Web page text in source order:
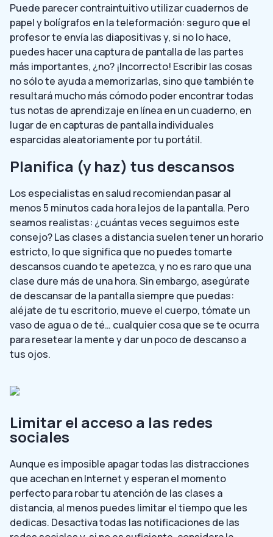
Puede parecer contraintuitivo utilizar cuadernos de
papel y bolígrafos en la teleformación: seguro que el
profesor te envía las diapositivas y, si no lo hace,
puedes hacer una captura de pantalla de las partes
más importantes, ¿no? ¡Incorrecto! Escribir las cosas
no sólo te ayuda a memorizarlas, sino que también te
resultará mucho más cómodo poder encontrar todas
tus notas de aprendizaje en línea en un cuaderno, en
lugar de en capturas de pantalla individuales
esparcidas aleatoriamente por tu portátil.
Planifica (y haz) tus descansos
Los especialistas en salud recomiendan pasar al
menos 5 minutos cada hora lejos de la pantalla. Pero
seamos realistas: ¿cuántas veces seguimos este
consejo? Las clases a distancia suelen tener un horario
estricto, lo que significa que no puedes tomarte
descansos cuando te apetezca, y no es raro que una
clase dure más de una hora. Sin embargo, asegúrate
de descansar de la pantalla siempre que puedas:
aléjate de tu escritorio, mueve el cuerpo, tómate un
vaso de agua o de té… cualquier cosa que se te ocurra
para resetear la mente y dar un poco de descanso a
tus ojos.
Limitar el acceso a las redes
sociales
Aunque es imposible apagar todas las distracciones
que acechan en Internet y esperan el momento
perfecto para robar tu atención de las clases a
distancia, al menos puedes limitar el tiempo que les
dedicas. Desactiva todas las notificaciones de las